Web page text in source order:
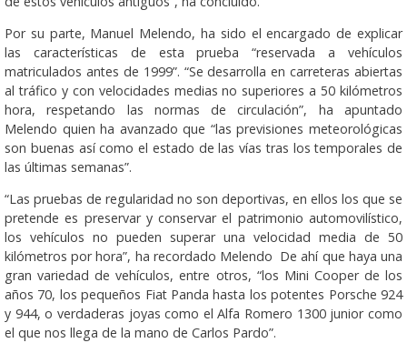
Por su parte, Manuel Melendo, ha sido el encargado de explicar
las características de esta prueba “reservada a vehículos
matriculados antes de 1999”. “Se desarrolla en carreteras abiertas
al tráfico y con velocidades medias no superiores a 50 kilómetros
hora, respetando las normas de circulación”, ha apuntado
Melendo quien ha avanzado que “las previsiones meteorológicas
son buenas así como el estado de las vías tras los temporales de
las últimas semanas”.
“Las pruebas de regularidad no son deportivas, en ellos los que se
pretende es preservar y conservar el patrimonio automovilístico,
los vehículos no pueden superar una velocidad media de 50
kilómetros por hora”, ha recordado Melendo De ahí que haya una
gran variedad de vehículos, entre otros, “los Mini Cooper de los
años 70, los pequeños Fiat Panda hasta los potentes Porsche 924
y 944, o verdaderas joyas como el Alfa Romero 1300 junior como
el que nos llega de la mano de Carlos Pardo”.